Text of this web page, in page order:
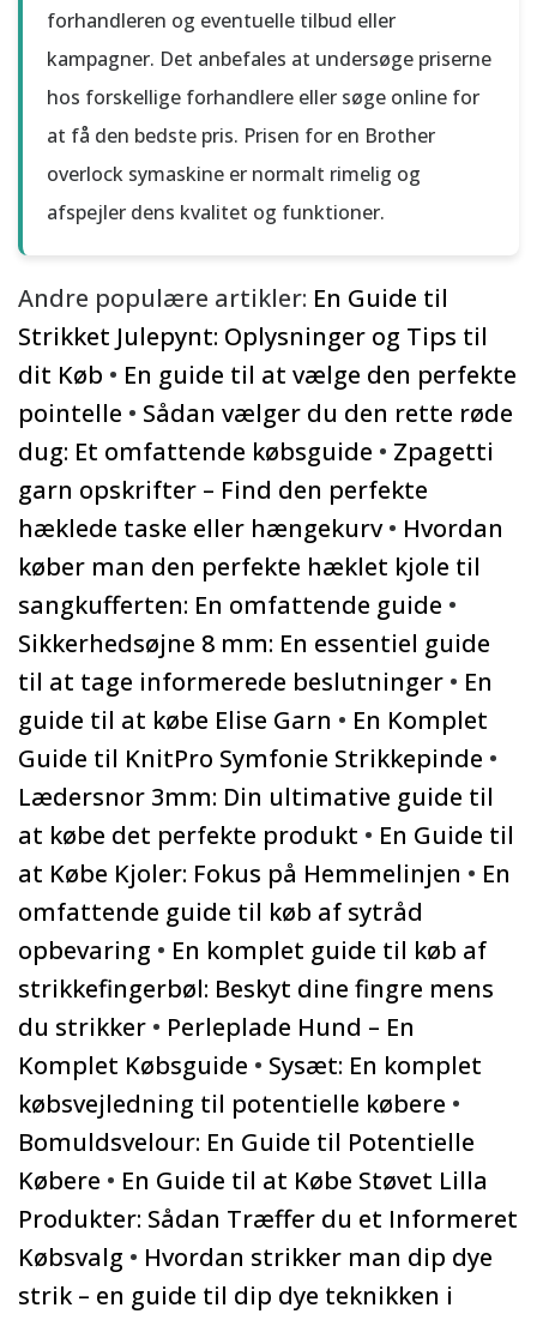
forhandleren og eventuelle tilbud eller
kampagner. Det anbefales at undersøge priserne
hos forskellige forhandlere eller søge online for
at få den bedste pris. Prisen for en Brother
overlock symaskine er normalt rimelig og
afspejler dens kvalitet og funktioner.
Andre populære artikler: En Guide til
Strikket Julepynt: Oplysninger og Tips til
dit Køb • En guide til at vælge den perfekte
pointelle • Sådan vælger du den rette røde
dug: Et omfattende købsguide • Zpagetti
garn opskrifter – Find den perfekte
hæklede taske eller hængekurv• Hvordan
køber man den perfekte hæklet kjole til
sangkufferten: En omfattende guide •
Sikkerhedsøjne 8 mm: En essentiel guide
til at tage informerede beslutninger • En
guide til at købe Elise Garn • En Komplet
Guide til KnitPro Symfonie Strikkepinde •
Lædersnor 3mm: Din ultimative guide til
at købe det perfekte produkt • En Guide til
at Købe Kjoler: Fokus på Hemmelinjen • En
omfattende guide til køb af sytråd
opbevaring • En komplet guide til køb af
strikkefingerbøl: Beskyt dine fingre mens
du strikker • Perleplade Hund – En
Komplet Købsguide • Sysæt: En komplet
købsvejledning til potentielle købere •
Bomuldsvelour: En Guide til Potentielle
Købere • En Guide til at Købe Støvet Lilla
Produkter: Sådan Træffer du et Informeret
Købsvalg • Hvordan strikker man dip dye
strik – en guide til dip dye teknikken i